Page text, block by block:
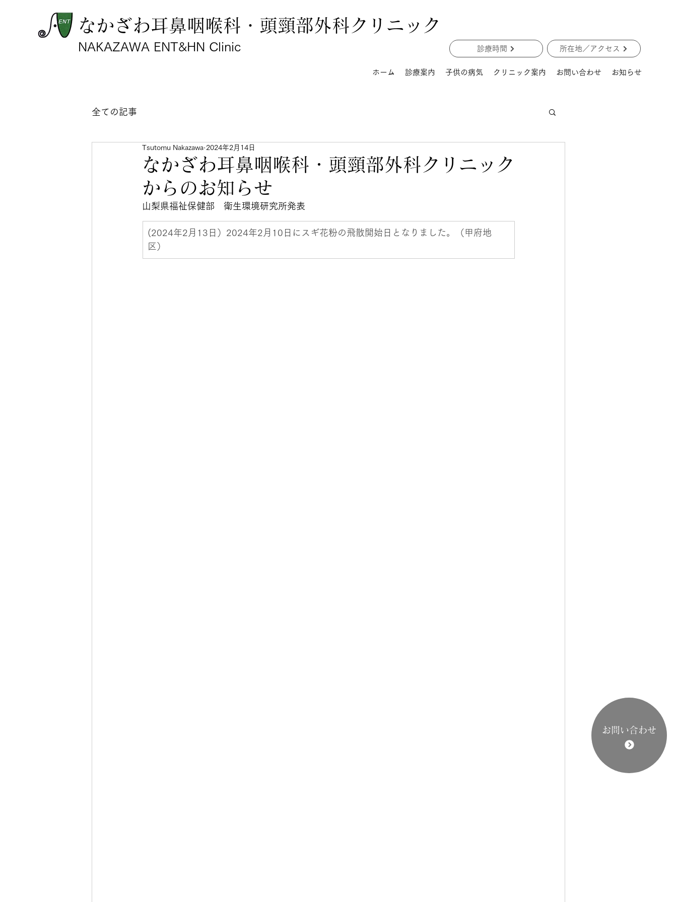
なかざわ耳鼻咽喉科・頭頸部外科クリニック
NAKAZAWA ENT&HN Clinic
ホーム 診療案内 子供の病気 クリニック案内 お問い合わせ お知らせ
診療時間 所在地／アクセス
お問い合わせ
全ての記事
なかざわ耳鼻咽喉科・頭頸部外科クリニック
からのお知らせ
Tsutomu Nakazawa 2024年2月14日
山梨県福祉保健部　衛生環境研究所発表
(2024年2月13日）2024年2月10日にスギ花粉の飛散開始日となりました。（甲府地
区）